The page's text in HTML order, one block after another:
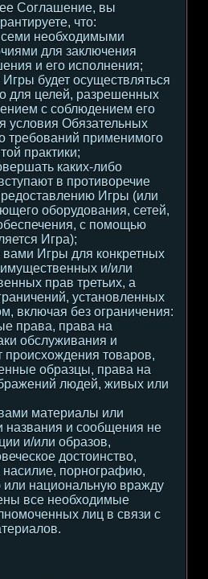
Соглашение, вы
что:
необходимыми
для заключения
и его исполнения;
будет осуществляться
для целей, разрешенных
с соблюдением его
условия Обязательных
требований применимого
практики;
каких-либо
в противоречие
Игры (или
оборудования, сетей,
с помощью
Игра);
Игры для конкретных
и/или
прав третьих, а
установленных
включая без ограничения:
права, права на
обслуживания и
товаров,
образцы, права на
людей, живых или
материалы или
названия и сообщения не
и/или образов,
достоинство,
порнографию,
или национальную вражду
все необходимые
лиц в связи с